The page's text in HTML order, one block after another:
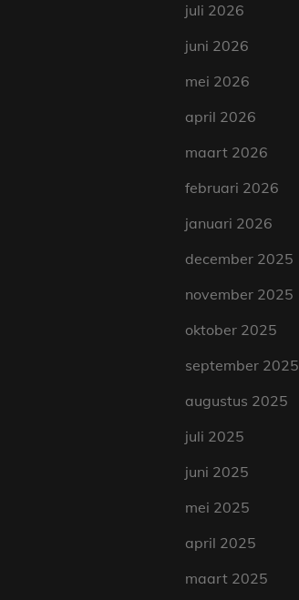
juli 2026
juni 2026
mei 2026
april 2026
maart 2026
februari 2026
januari 2026
december 2025
november 2025
oktober 2025
september 2025
augustus 2025
juli 2025
juni 2025
mei 2025
april 2025
maart 2025